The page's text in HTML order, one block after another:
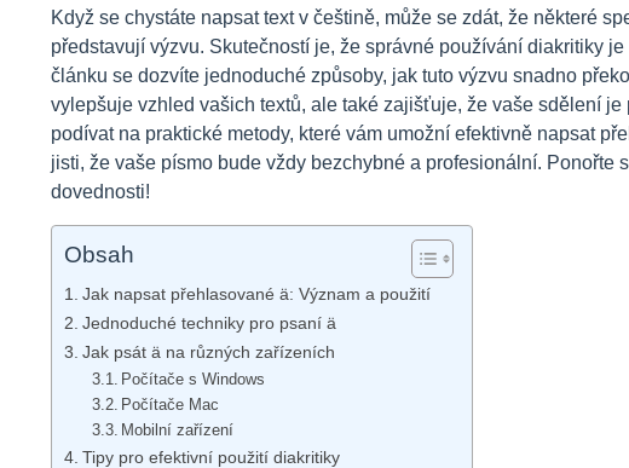
Když se chystáte napsat text v češtině, může se zdát, že některé
představují výzvu. Skutečností je, že správné používání diakritiky
článku se dozvíte jednoduché způsoby, jak tuto výzvu snadno
vylepšuje vzhled vašich textů, ale také zajišťuje, že vaše sdělení
podívat na praktické metody, které vám umožní efektivně napsat
jisti, že vaše písmo bude vždy bezchybné a profesionální.
dovednosti!
Obsah
Jak napsat přehlasované ä: Význam a použití
Jednoduché techniky pro psaní ä
Jak psát ä na různých zařízeních
Počítače s Windows
Počítače Mac
Mobilní zařízení
Tipy pro efektivní použití diakritiky